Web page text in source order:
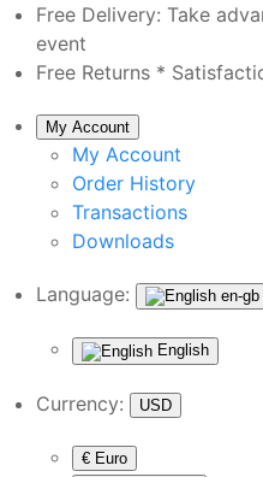
Free Delivery: Take
event
Free Returns *
My Account
My Account
Order History
Transactions
Downloads
Language: en-gb
English
Currency: USD
€ Euro